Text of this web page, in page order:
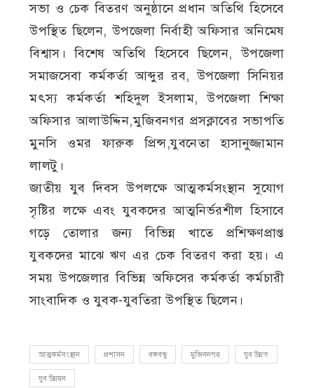
সভা ও চেক বিতরণ অনুষ্ঠানে প্রধান অতিথি হিসেবে
উপস্থিত ছিলেন, উপজেলা নির্বাহী অফিসার অনিমেষ
বিশ্বাস। বিশেষ অতিথি হিসেবে ছিলেন, উপজেলা
সমাজসেবা কর্মকর্তা আব্দুর রব, উপজেলা সিনিয়র
মৎস্য কর্মকর্তা শহিদুল ইসলাম, উপজেলা শিক্ষা
অফিসার আলাউদ্দিন,মুজিবনগর প্রসক্লাবের সভাপতি
মুনসি ওমর ফারুক প্রিন্স,যুবনেতা হাসানুজ্জামান
লালটু।
জাতীয় যুব দিবস উপলক্ষে আত্মকর্মসংস্থান সুযোগ
সৃষ্টির লক্ষে এবং যুবকদের আত্মনির্ভরশীল হিসাবে
গড়ে তোলার জন্য বিভিন্ন খাতে প্রশিক্ষণপ্রাপ্ত
যুবকদের মাঝে ঋণ এর চেক বিতরণ করা হয়। এ
সময় উপজেলার বিভিন্ন অফিসের কর্মকর্তা কর্মচারী
সাংবাদিক ও যুবক-যুবতিরা উপস্থিত ছিলেন।
আত্মকর্মসংস্থান প্রশাসন বঙ্গবন্ধু মুজিবনগর যুব উন্নত
যুব উন্নয়ন